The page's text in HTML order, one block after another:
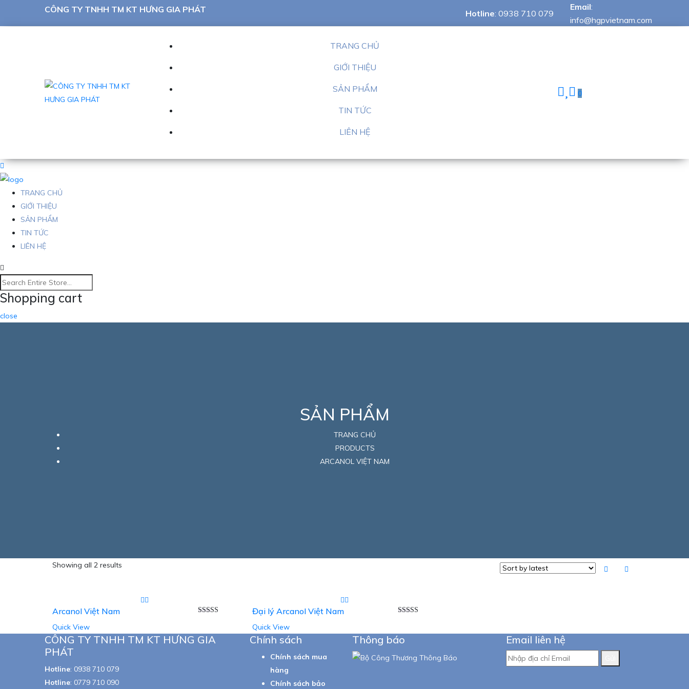
CÔNG TY TNHH TM KT HƯNG GIA PHÁT Hotline: 0938 710 079
Email:
info@hgpvietnam.com
TRANG CHỦ
GIỚI THIỆU
SẢN PHẨM
TIN TỨC
LIÊN HỆ
0
TRANG CHỦ
GIỚI THIỆU
SẢN PHẨM
TIN TỨC
LIÊN HỆ
Shopping cart
close
SẢN PHẨM
TRANG CHỦ
PRODUCTS
ARCANOL VIỆT NAM
Showing all 2 results
Arcanol Việt Nam
Quick View
Đại lý Arcanol Việt Nam
Quick View
CÔNG TY TNHH TM KT HƯNG GIA
PHÁT
Hotline: 0938 710 079
Hotline: 0779 710 090
Chính sách
Chính sách mua
hàng
Chính sách bảo
Thông báo Email liên hệ